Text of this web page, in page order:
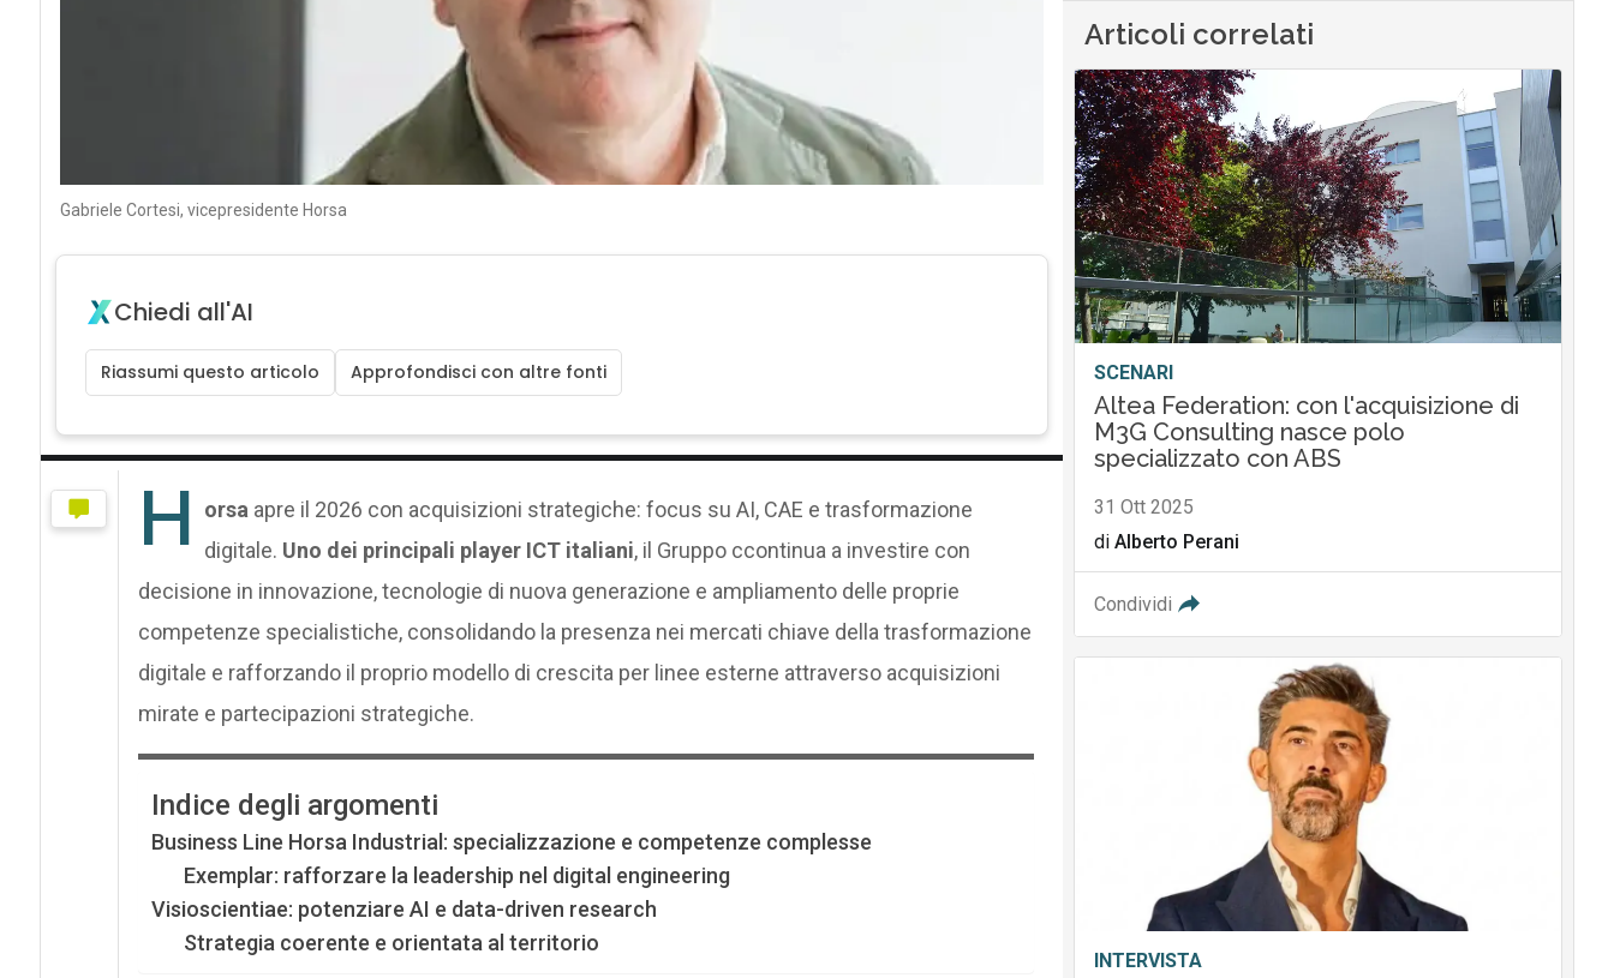
Gabriele Cortesi, vicepresidente Horsa
Chiedi all'AI
Riassumi questo articolo Approfondisci con altre fonti
H orsa apre il 2026 con acquisizioni strategiche: focus su AI, CAE e trasformazione
digitale. Uno dei principali player ICT italiani, il Gruppo ccontinua a investire con
decisione in innovazione, tecnologie di nuova generazione e ampliamento delle proprie
competenze specialistiche, consolidando la presenza nei mercati chiave della trasformazione
digitale e rafforzando il proprio modello di crescita per linee esterne attraverso acquisizioni
mirate e partecipazioni strategiche.
Indice degli argomenti
Business Line Horsa Industrial: specializzazione e competenze complesse
Exemplar: rafforzare la leadership nel digital engineering
Visioscientiae: potenziare AI e data-driven research
Strategia coerente e orientata al territorio
Articoli correlati
SCENARI
Altea Federation: con l'acquisizione di
M3G Consulting nasce polo
specializzato con ABS
31 Ott 2025
di Alberto Perani
Condividi
INTERVISTA